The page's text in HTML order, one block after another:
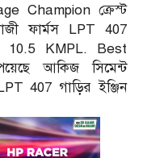
Champion ক্রেস্ট
ফার্মস LPT 407
10.5 KMPL. Best
আকিজ সিমেন্ট
407 গাড়ির ইঞ্জিন